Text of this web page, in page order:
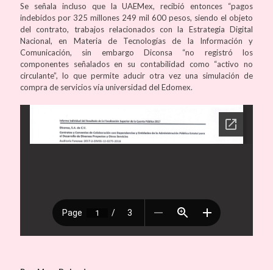
Se señala incluso que la UAEMex, recibió entonces “pagos
indebidos por 325 millones 249 mil 600 pesos, siendo el objeto
del contrato, trabajos relacionados con la Estrategia Digital
Nacional, en Materia de Tecnologías de la Información y
Comunicación, sin embargo Diconsa “no registró los
componentes señalados en su contabilidad como “activo no
circulante”, lo que permite aducir otra vez una simulación de
compra de servicios vía universidad del Edomex.